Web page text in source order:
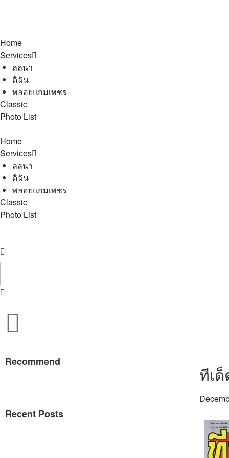
Home
Services
ลลนา
ดิฉัน
พลอยแกมเพชร
Classic
Photo List
Home
Services
ลลนา
ดิฉัน
พลอยแกมเพชร
Classic
Photo List
Recommend
Recent Posts
ทีเ